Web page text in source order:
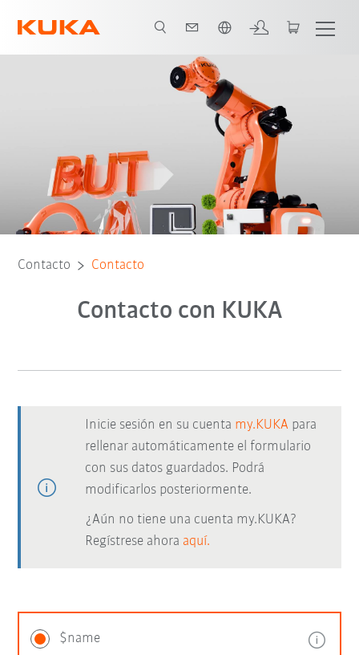
Contacto Contacto
Contacto con KUKA
Inicie sesión en su cuenta my.KUKA para
rellenar automáticamente el formulario
con sus datos guardados. Podrá
modificarlos posteriormente.
¿Aún no tiene una cuenta my.KUKA?
Regístrese ahora aquí.
$name